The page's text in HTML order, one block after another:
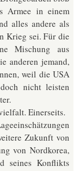
Armee in einem
alles andere als
Krieg sei. Für die
Mischung aus
anderen jemand,
weil die USA
nicht leisten
Einerseits.
Zukunft von
von Nordkorea,
seines Konflikts